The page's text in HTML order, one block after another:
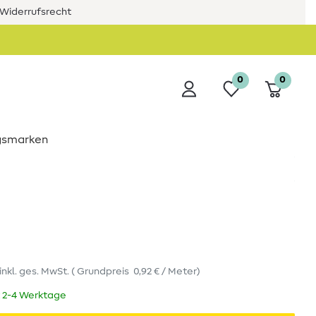
0 0
inkl. ges. MwSt. ( Grundpreis 0,92 € / Meter)
4 Werktage